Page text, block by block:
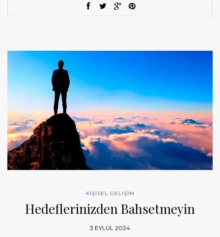
KİŞİSEL GELİŞİM
Hedeflerinizden Bahsetmeyin
3 EYLÜL 2024